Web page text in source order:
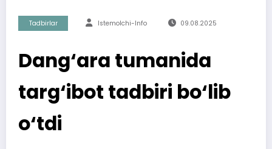
Tadbirlar Istemolchi-Info 09.08.2025
Dang‘ara tumanida
targ‘ibot tadbiri bo‘lib
o‘tdi